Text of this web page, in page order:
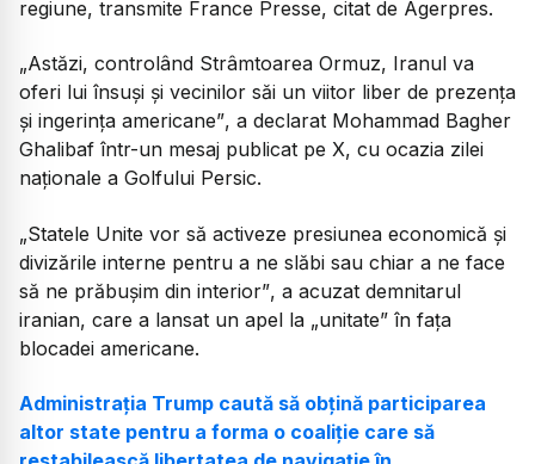
regiune, transmite France Presse, citat de Agerpres.
„Astăzi, controlând Strâmtoarea Ormuz, Iranul va
oferi lui însuși și vecinilor săi un viitor liber de prezența
și ingerința americane”, a declarat Mohammad Bagher
Ghalibaf într-un mesaj publicat pe X, cu ocazia zilei
naționale a Golfului Persic.
„Statele Unite vor să activeze presiunea economică și
divizările interne pentru a ne slăbi sau chiar a ne face
să ne prăbușim din interior”, a acuzat demnitarul
iranian, care a lansat un apel la „unitate” în fața
blocadei americane.
Administrația Trump caută să obțină participarea
altor state pentru a forma o coaliție care să